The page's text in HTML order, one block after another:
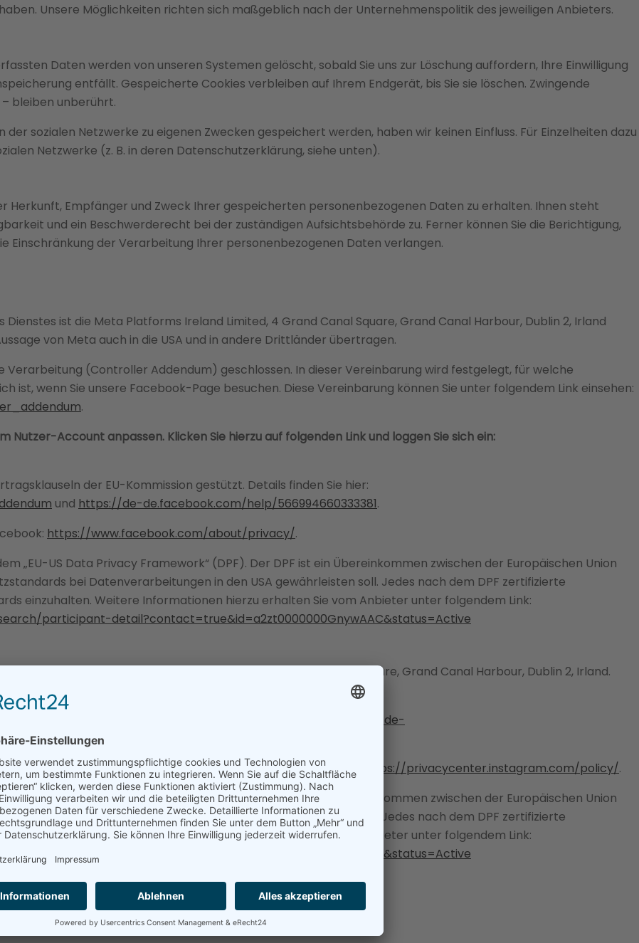
Unsere Möglichkeiten richten sich maßgeblich nach der Unternehmenspolitik des jeweiligen Anbieters.
Daten werden von unseren Systemen gelöscht, sobald Sie uns zur Löschung auffordern, Ihre Einwilligung
entfällt. Gespeicherte Cookies verbleiben auf Ihrem Endgerät, bis Sie sie löschen. Zwingende
bleiben unberührt.
sozialen Netzwerke zu eigenen Zwecken gespeichert werden, haben wir keinen Einfluss. Für Einzelheiten dazu
Netzwerke (z. B. in deren Datenschutzerklärung, siehe unten).
Herkunft, Empfänger und Zweck Ihrer gespeicherten personenbezogenen Daten zu erhalten. Ihnen steht
und ein Beschwerderecht bei der zuständigen Aufsichtsbehörde zu. Ferner können Sie die Berichtigung,
Einschränkung der Verarbeitung Ihrer personenbezogenen Daten verlangen.
ist die Meta Platforms Ireland Limited, 4 Grand Canal Square, Grand Canal Harbour, Dublin 2, Irland
von Meta auch in die USA und in andere Drittländer übertragen.
(Controller Addendum) geschlossen. In dieser Vereinbarung wird festgelegt, für welche
wenn Sie unsere Facebook-Page besuchen. Diese Vereinbarung können Sie unter folgendem Link einsehen:
.
Account anpassen. Klicken Sie hierzu auf folgenden Link und loggen Sie sich ein:
der EU-Kommission gestützt. Details finden Sie hier:
und https://de-de.facebook.com/help/566994660333381.
https://www.facebook.com/about/privacy/.
„EU-US Data Privacy Framework“ (DPF). Der DPF ist ein Übereinkommen zwischen der Europäischen Union
bei Datenverarbeitungen in den USA gewährleisten soll. Jedes nach dem DPF zertifizierte
einzuhalten. Weitere Informationen hierzu erhalten Sie vom Anbieter unter folgendem Link:
participant-detail?contact=true&id=a2zt0000000GnywAAC&status=Active
ist die Meta Platforms Ireland Limited, 4 Grand Canal Square, Grand Canal Harbour, Dublin 2, Irland.
der EU-Kommission gestützt. Details finden Sie hier:
https://de-
entnehmen Sie der Datenschutzerklärung von Instagram:
https://privacycenter.instagram.com/policy/.
„EU-US Data Privacy Framework“ (DPF). Der DPF ist ein Übereinkommen zwischen der Europäischen Union
bei Datenverarbeitungen in den USA gewährleisten soll. Jedes nach dem DPF zertifizierte
einzuhalten. Weitere Informationen hierzu erhalten Sie vom Anbieter unter folgendem Link:
participant-detail?contact=true&id=a2zt0000000GnywAAC&status=Active